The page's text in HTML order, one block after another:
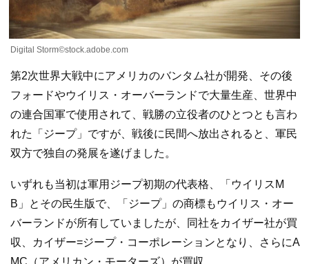
Digital Storm©stock.adobe.com
第2次世界大戦中にアメリカのバンタム社が開発、その後
フォードやウイリス・オーバーランドで大量生産、世界中
の連合国軍で使用されて、戦勝の立役者のひとつとも言わ
れた「ジープ」ですが、戦後に民間へ放出されると、軍民
双方で独自の発展を遂げました。
いずれも当初は軍用ジープ初期の代表格、「ウイリスM
B」とその民生版で、「ジープ」の商標もウイリス・オー
バーランドが所有していましたが、同社をカイザー社が買
収、カイザー=ジープ・コーポレーションとなり、さらにA
MC（アメリカン・モーターズ）が買収。